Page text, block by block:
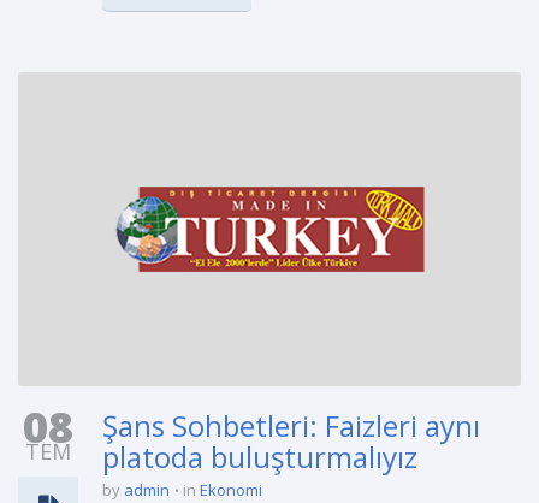
08
TEM
Şans Sohbetleri: Faizleri aynı
platoda buluşturmalıyız
by admin in Ekonomi